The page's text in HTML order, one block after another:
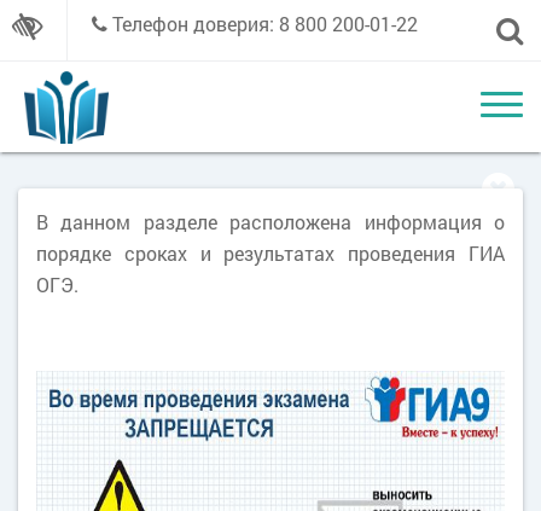
Телефон доверия: 8 800 200-01-22
В данном разделе расположена информация о
порядке сроках и результатах проведения ГИА
ОГЭ.